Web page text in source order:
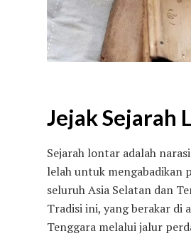
Jejak Sejarah
Sejarah lontar adalah
lelah untuk mengabadikan
seluruh Asia Selatan dan
Tradisi ini, yang berakar di
Tenggara melalui jalur